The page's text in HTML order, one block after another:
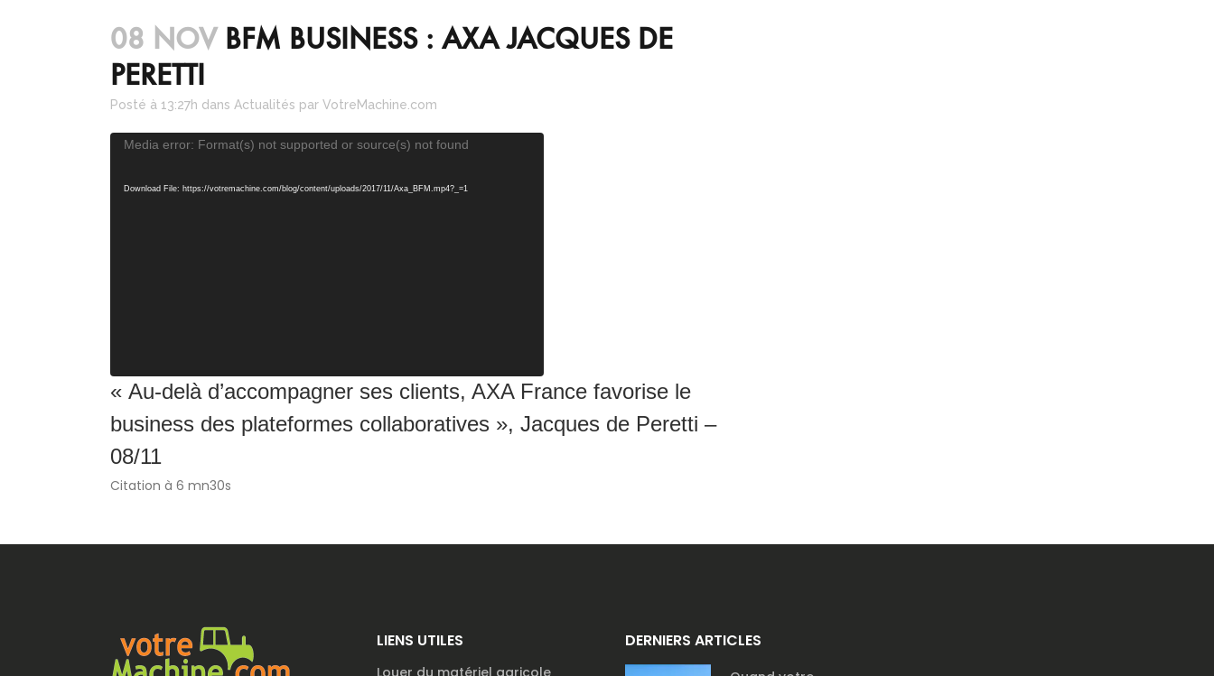
08 NOVBFM BUSINESS : AXA JACQUES DE
PERETTI
Posté à 13:27h dans Actualités par VotreMachine.com
Lecteur
Media error: Format(s) not supported or source(s) not found
Download File: https://votremachine.com/blog/content/uploads/2017/11/Axa_BFM.mp4?_=1
« Au-delà d’accompagner ses clients, AXA France favorise le
business des plateformes collaboratives », Jacques de Peretti –
08/11
Citation à 6 mn30s
LIENS UTILES DERNIERS ARTICLES